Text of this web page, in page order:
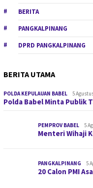
BERITA
PANGKALPINANG
DPRD PANGKALPINANG
BERITA UTAMA
POLDA KEPULAUAN BABEL 5
Polda Babel Minta Publik
PEMPROV BABEL 5
Menteri Wihaji
PANGKALPINANG 5
20 Calon PMI